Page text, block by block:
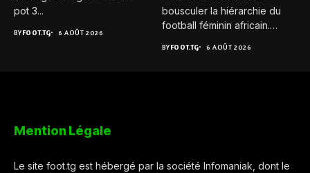
pot 3...
BYFOOT.TG 6 AOÛT 2026
bousculer la hiérarchie du
football féminin africain.
BYFOOT.TG 6 AOÛT 2026
Mention Légale
Le site foot.tg est hébergé par la société Infomaniak, dont le